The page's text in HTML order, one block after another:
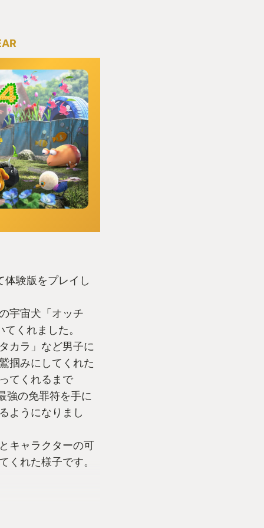
体験版をプレイし
宇宙犬「オッチ
くれました。
カラ」など男子に
掴みにしてくれた
てくれるまで
強の免罪符を手に
ようになりまし
キャラクターの可
くれた様子です。